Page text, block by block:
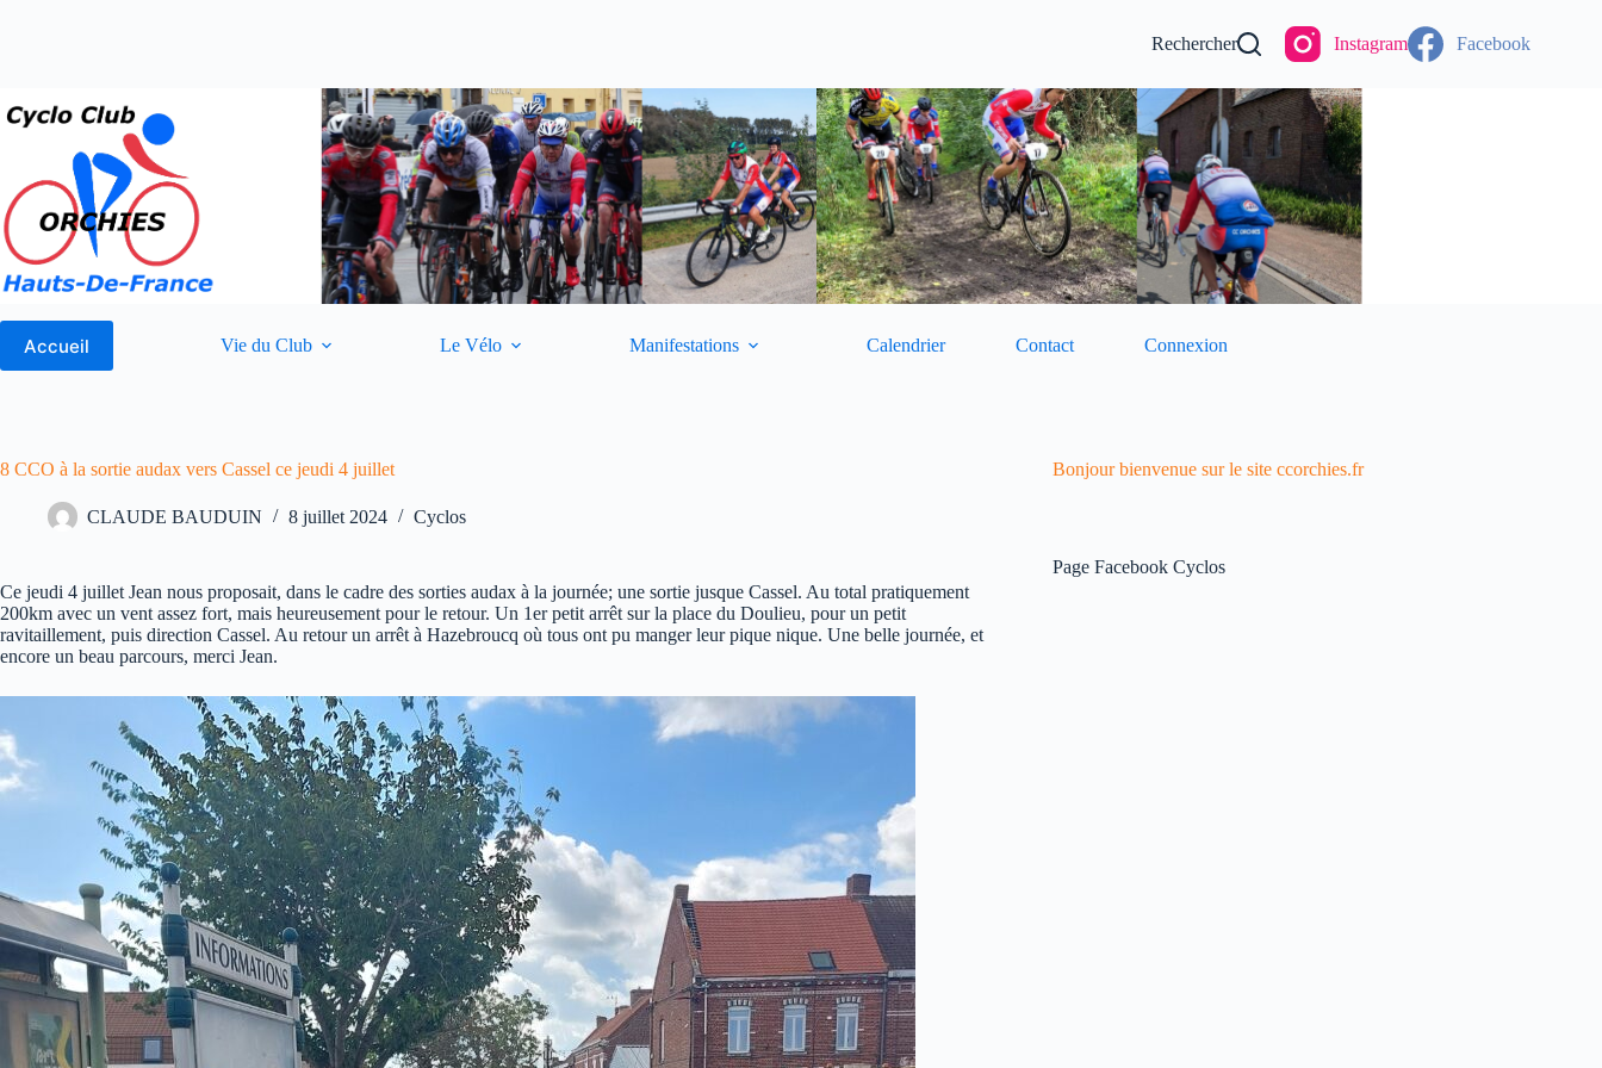
Rechercher Instagram Facebook
Accueil Vie du Club Le Vélo Manifestations Calendrier Contact Connexion
8 CCO à la sortie audax vers Cassel ce jeudi 4 juillet
CLAUDE BAUDUIN 8 juillet 2024 Cyclos
Ce jeudi 4 juillet Jean nous proposait, dans le cadre des sorties audax à la journée; une sortie jusque Cassel. Au total pratiquement
200km avec un vent assez fort, mais heureusement pour le retour. Un 1er petit arrêt sur la place du Doulieu, pour un petit
ravitaillement, puis direction Cassel. Au retour un arrêt à Hazebroucq où tous ont pu manger leur pique nique. Une belle journée, et
encore un beau parcours, merci Jean.
Bonjour bienvenue sur le site ccorchies.fr
Page Facebook Cyclos